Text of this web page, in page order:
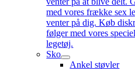
med vores frække sex
venter på dig. Køb
følger med vores
legetøj.
Sko
Ankel støvler